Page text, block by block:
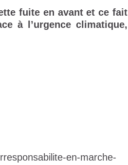
fuite en avant et ce fait
à l’urgence climatique,
en-marche-